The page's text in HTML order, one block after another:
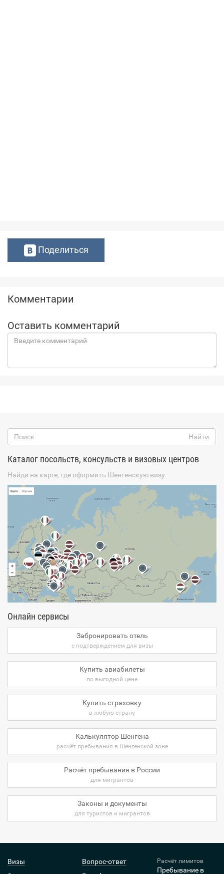
Поделиться
Комментарии
Оставить комментарий
Каталог посольств, консульств и визовых центров
Найди на карте, где оформить Шенгенскую визу.
Онлайн сервисы
Забронировать отель
с подтверждением для визы
Купить авиабилеты
по выгодной цене
Купить страховку
в любую страну
Калькулятор Шенгена
расчёт пребывания в Шенгенской зоне
Расчёт пребывания в России
для мигрантов
Законы и документы
для туристов и мигрантов
Визы
Вопрос-ответ
Расчёт лимитов
Пребывание в